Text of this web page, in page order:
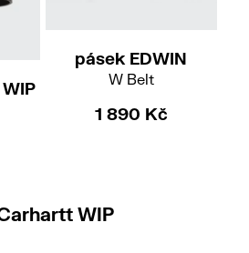
pásek EDWIN
W Belt
1 890 Kč
WIP